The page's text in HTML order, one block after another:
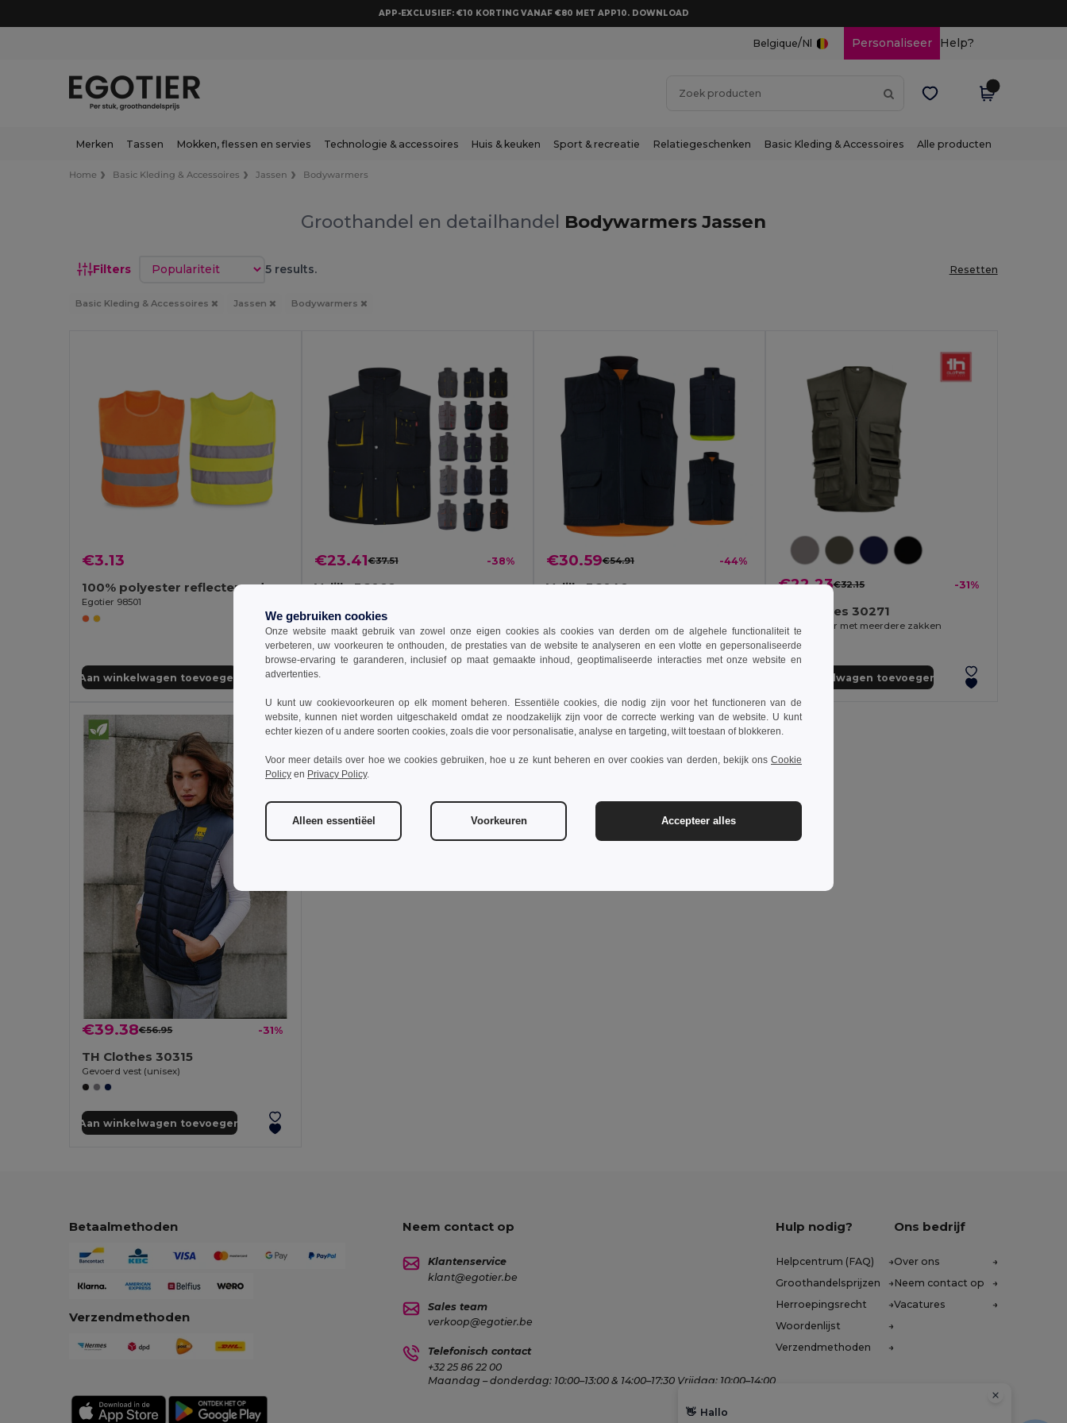
APP-EXCLUSIEF: €10 KORTING VANAF €80 MET APP10. DOWNLOAD
Belgique/Nl Personaliseer Help?
Merken Tassen Mokken, flessen en servies Technologie & accessoires Huis & keuken Sport & recreatie Relatiegeschenken Basic Kleding & Accessoires Alle producten
Home Basic Kleding & Accessoires Jassen Bodywarmers
Groothandel en detailhandel Bodywarmers Jassen
Filters Sorteren op 5 results. Resetten
Basic Kleding & Accessoires Jassen Bodywarmers
€3.13
100% polyester reflecterende kindervesten
Egotier 98501
Aan winkelwagen toevoegen
€23.41€37.51 -38%
Velilla 36082
+11 Kleuren
Aan winkelwagen toevoegen
€30.59€54.91 -44%
Velilla 36048 €22.23€32.15 -31%
TH Clothes 30271
Bodywarmer met meerdere zakken
Aan winkelwagen toevoegen
€39.38€56.95 -31%
TH Clothes 30315
Gevoerd vest (unisex)
Aan winkelwagen toevoegen
Betaalmethoden
Verzendmethoden
Neem contact op
Klantenservice
klant@egotier.be
Sales team
verkoop@egotier.be
Telefonisch contact
+32 25 86 22 00
Maandag – donderdag: 10:00–13:00 & 14:00–17:30 Vrijdag: 10:00–14:00
Hulp nodig?
Helpcentrum (FAQ)
Groothandelsprijzen
Herroepingsrecht
Woordenlijst
Verzendmethoden
Ons bedrijf
Over ons
Neem contact op
Vacatures
We gebruiken cookies
Onze website maakt gebruik van zowel onze eigen cookies als cookies van derden om de algehele functionaliteit te
verbeteren, uw voorkeuren te onthouden, de prestaties van de website te analyseren en een vlotte en gepersonaliseerde
browse-ervaring te garanderen, inclusief op maat gemaakte inhoud, geoptimaliseerde interacties met onze website en
advertenties.
U kunt uw cookievoorkeuren op elk moment beheren. Essentiële cookies, die nodig zijn voor het functioneren van de
website, kunnen niet worden uitgeschakeld omdat ze noodzakelijk zijn voor de correcte werking van de website. U kunt
echter kiezen of u andere soorten cookies, zoals die voor personalisatie, analyse en targeting, wilt toestaan of blokkeren.
Voor meer details over hoe we cookies gebruiken, hoe u ze kunt beheren en over cookies van derden, bekijk ons Cookie
Policy en Privacy Policy.
Alleen essentiëel Voorkeuren Accepteer alles
👋 Hallo